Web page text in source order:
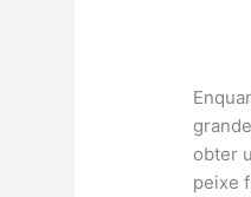
obter
peixe